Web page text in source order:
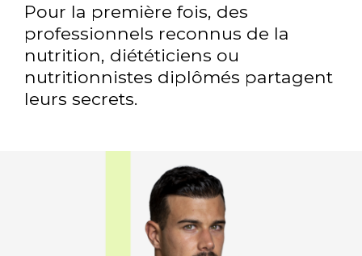
Pour la première fois, des
professionnels reconnus de la
nutrition, diététiciens ou
nutritionnistes diplômés partagent
leurs secrets.